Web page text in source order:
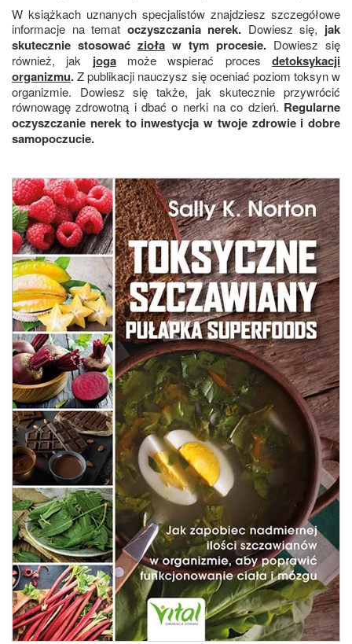
W książkach uznanych specjalistów znajdziesz szczegółowe
informacje na temat oczyszczania nerek. Dowiesz się, jak
skutecznie stosować zioła w tym procesie. Dowiesz się
również, jak jogamoże wspierać procesdetoksykacji
organizmu.Z publikacji nauczysz się oceniać poziom toksyn w
organizmie. Dowiesz się także, jak skutecznie przywrócić
równowagę zdrowotną i dbać o nerki na co dzień. Regularne
oczyszczanie nerek to inwestycja w twoje zdrowie i dobre
samopoczucie.